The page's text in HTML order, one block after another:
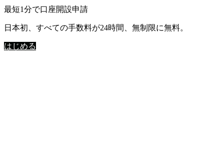
最短1分で口座開設申請
日本初、すべての手数料が24時間、無制限に無料。
はじめる